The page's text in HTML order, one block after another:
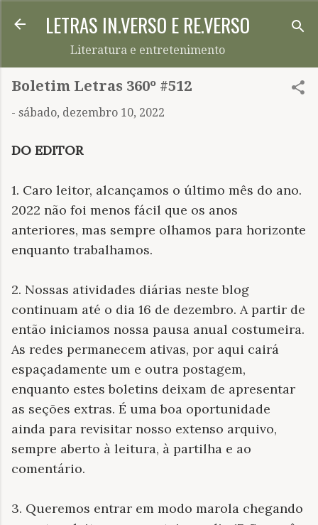
Pular para o conteúdo principal
LETRAS IN.VERSO E RE.VERSO
Literatura e entretenimento
Boletim Letras 360º #512
- sábado, dezembro 10, 2022
DO EDITOR
1. Caro leitor, alcançamos o último mês do ano.
2022 não foi menos fácil que os anos
anteriores, mas sempre olhamos para horizonte
enquanto trabalhamos.
2. Nossas atividades diárias neste blog
continuam até o dia 16 de dezembro. A partir de
então iniciamos nossa pausa anual costumeira.
As redes permanecem ativas, por aqui cairá
espaçadamente um e outra postagem,
enquanto estes boletins deixam de apresentar
as seções extras. É uma boa oportunidade
ainda para revisitar nosso extenso arquivo,
sempre aberto à leitura, à partilha e ao
comentário.
3. Queremos entrar em modo marola chegando